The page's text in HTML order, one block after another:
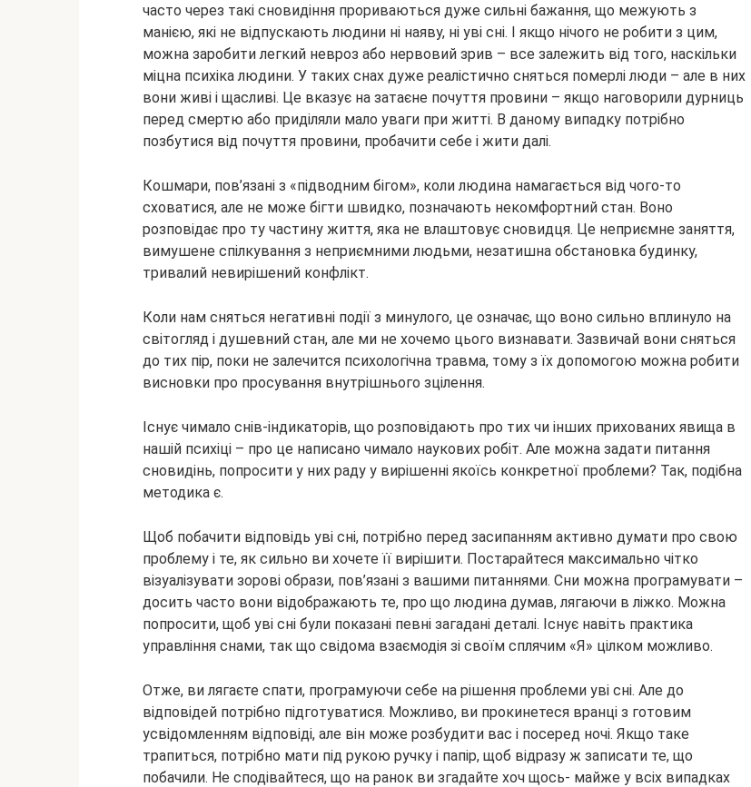
часто через такі сновидіння прориваються дуже сильні бажання, що межують з
манією, які не відпускають людини ні наяву, ні уві сні. І якщо нічого не робити з цим,
можна заробити легкий невроз або нервовий зрив – все залежить від того, наскільки
міцна психіка людини. У таких снах дуже реалістично сняться померлі люди – але в них
вони живі і щасливі. Це вказує на затаєне почуття провини – якщо наговорили дурниць
перед смертю або приділяли мало уваги при житті. В даному випадку потрібно
позбутися від почуття провини, пробачити себе і жити далі.
Кошмари, пов’язані з «підводним бігом», коли людина намагається від чого-то
сховатися, але не може бігти швидко, позначають некомфортний стан. Воно
розповідає про ту частину життя, яка не влаштовує сновидця. Це неприємне заняття,
вимушене спілкування з неприємними людьми, незатишна обстановка будинку,
тривалий невирішений конфлікт.
Коли нам сняться негативні події з минулого, це означає, що воно сильно вплинуло на
світогляд і душевний стан, але ми не хочемо цього визнавати. Зазвичай вони сняться
до тих пір, поки не залечится психологічна травма, тому з їх допомогою можна робити
висновки про просування внутрішнього зцілення.
Існує чимало снів-індикаторів, що розповідають про тих чи інших прихованих явища в
нашій психіці – про це написано чимало наукових робіт. Але можна задати питання
сновидінь, попросити у них раду у вирішенні якоїсь конкретної проблеми? Так, подібна
методика є.
Щоб побачити відповідь уві сні, потрібно перед засипанням активно думати про свою
проблему і те, як сильно ви хочете її вирішити. Постарайтеся максимально чітко
візуалізувати зорові образи, пов’язані з вашими питаннями. Сни можна програмувати –
досить часто вони відображають те, про що людина думав, лягаючи в ліжко. Можна
попросити, щоб уві сні були показані певні загадані деталі. Існує навіть практика
управління снами, так що свідома взаємодія зі своїм сплячим «Я» цілком можливо.
Отже, ви лягаєте спати, програмуючи себе на рішення проблеми уві сні. Але до
відповідей потрібно підготуватися. Можливо, ви прокинетеся вранці з готовим
усвідомленням відповіді, але він може розбудити вас і посеред ночі. Якщо таке
трапиться, потрібно мати під рукою ручку і папір, щоб відразу ж записати те, що
побачили. Не сподівайтеся, що на ранок ви згадайте хоч щось- майже у всіх випадках